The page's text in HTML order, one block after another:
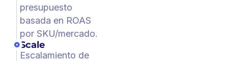
presupuesto
basada en ROAS
por SKU/mercado.
Scale
Escalamiento de